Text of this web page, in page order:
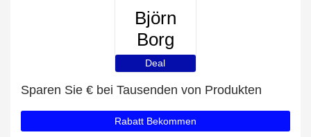
Björn
Borg
Deal
Sparen Sie € bei Tausenden von Produkten
Rabatt Bekommen